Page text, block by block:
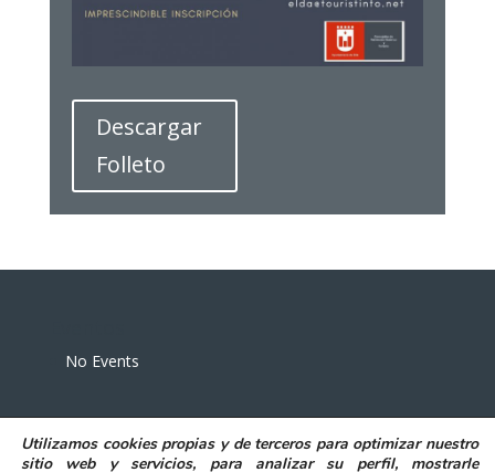
Descargar
Folleto
No Events
Utilizamos cookies propias y de terceros para optimizar nuestro
sitio web y servicios, para analizar su perfil, mostrarle